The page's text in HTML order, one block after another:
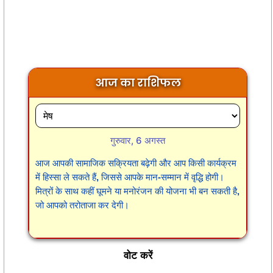
आज का राशिफल
गुरुवार, 6 अगस्त
आज आपकी सामाजिक सक्रियता बढ़ेगी और आप किसी कार्यक्रम
में हिस्सा ले सकते हैं, जिससे आपके मान-सम्मान में वृद्धि होगी।
मित्रों के साथ कहीं घूमने या मनोरंजन की योजना भी बन सकती है,
जो आपको तरोताजा कर देगी।
वोट करें